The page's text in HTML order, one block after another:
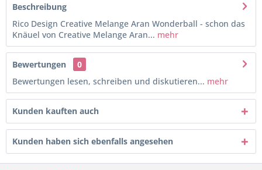
Beschreibung
Rico Design Creative Melange Aran Wonderball - schon das
Knäuel von Creative Melange Aran... mehr
Bewertungen
0
Bewertungen lesen, schreiben und diskutieren... mehr
Kunden kauften auch
Kunden haben sich ebenfalls angesehen